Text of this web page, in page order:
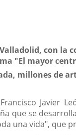
con la
"El mayor
millones de
Javier
que se
una vida", que